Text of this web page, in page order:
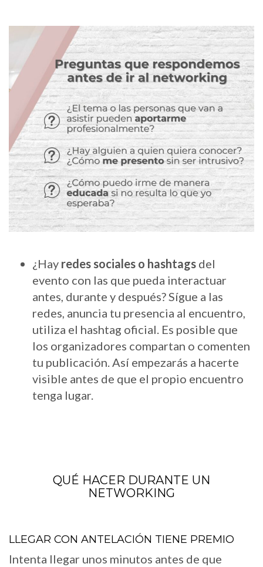
¿Hay redes sociales o hashtags del
evento con las que pueda interactuar
antes, durante y después? Sígue a las
redes, anuncia tu presencia al encuentro,
utiliza el hashtag oficial. Es posible que
los organizadores compartan o comenten
tu publicación. Así empezarás a hacerte
visible antes de que el propio encuentro
tenga lugar.
QUÉ HACER DURANTE UN
NETWORKING
LLEGAR CON ANTELACIÓN TIENE PREMIO
Intenta llegar unos minutos antes de que